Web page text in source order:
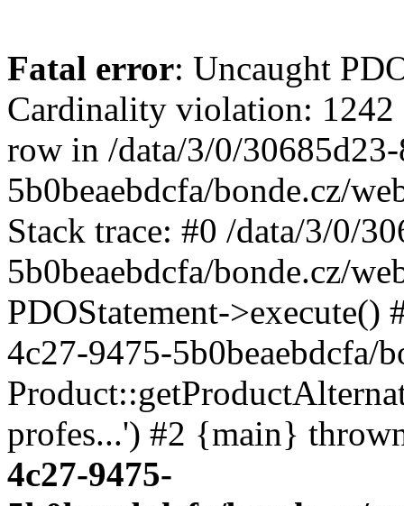
Fatal error: Uncaught
Cardinality violation: 1242
row in /data/3/0/
5b0beaebdcfa/bonde.cz/
Stack trace: #0 /data/3/0/
5b0beaebdcfa/bonde.cz/
PDOStatement->execute()
4c27-9475-5b0beaebdcfa/
profes...') #2 {main}
4c27-9475-